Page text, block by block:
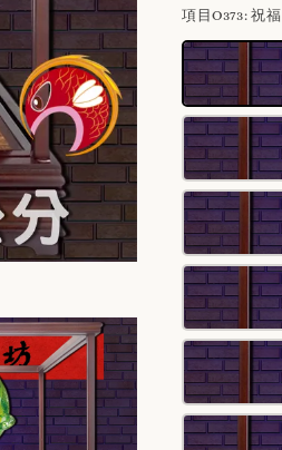
項目O373: 祝福